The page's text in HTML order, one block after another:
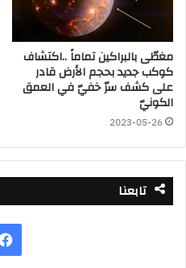
مغطّى بالبراكين تماماً ..اكتشاف
كوكب جديد بحجم الأرض قادر
على كشف سرّ خفيّ في العمق
الكونيّ
2023-05-26
تابعنا